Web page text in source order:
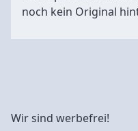
noch kein Original
Wir sind werbefrei!